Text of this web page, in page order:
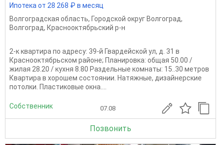
Ипотека от 28 268 ₽ в месяц
Волгоградская область, Городской округ Волгоград,
Волгоград, Краснооктябрьский р-н
2-к квартира по адресу: 39-й Гвардейской ул, д. 31 в
Краснооктябрьском районе; Планировка: общая 50.00 /
жилая 28.20 / кухня 8.80 Раздельные комнаты: 15..30 метров
Квартира в хорошем состоянии. Натяжные, дизайнерские
потолки. Пластиковые окна....
Собственник 07.08
Позвонить